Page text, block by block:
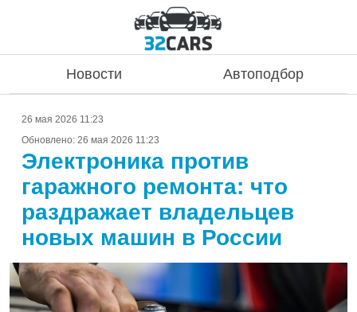
Новости Автоподбор
26 мая 2026 11:23
Обновлено: 26 мая 2026 11:23
Электроника против
гаражного ремонта: что
раздражает владельцев
новых машин в России